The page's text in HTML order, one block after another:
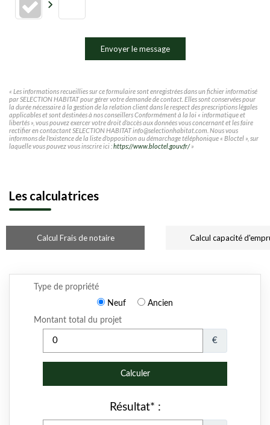
Envoyer le message
« Les informations recueillies sur ce formulaire sont enregistrées dans un fichier informatisé
par SELECTION HABITAT pour gérer votre demande de contact. Elles sont conservées pour
la durée nécessaire à la gestion de la relation client dans le respect des prescriptions légales
applicables et sont destinées à nos conseillers Conformément à la loi « informatique et
libertés », vous pouvez exercer votre droit d'accès aux données vous concernant et les faire
rectifier en contactant SELECTION HABITAT info@selectionhabitat.com. Nous vous
informons de l'existence de la liste d'opposition au démarchage téléphonique « Bloctel », sur
laquelle vous pouvez vous inscrire ici :https://www.bloctel.gouv.fr/»
Les calculatrices
Calcul Frais de notaire Calcul capacité